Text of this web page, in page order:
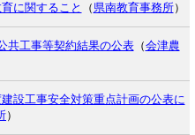
に関すること （ 県南教育事務所）
共工事等契約結果の公表（会津農
設工事安全対策重点計画の公表に
）